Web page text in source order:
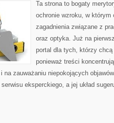
Ta strona to bogaty
ochronie wzroku, w
zagadnienia związane z
oraz optyka. Już na
portal dla tych, którzy
ponieważ treści
na zauważaniu niepokojących
eksperckiego, a jej układ